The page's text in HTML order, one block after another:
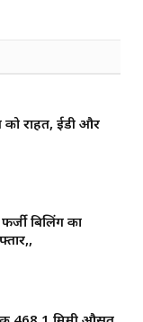
को राहत, ईडी और
बिलिंग का